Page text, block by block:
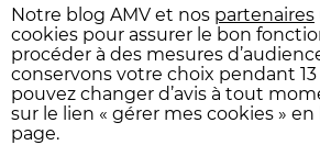
Il est préférable d’avoir recours
de taxis, ou prévoir un
Astuce pour les futurs mariés,
un lot d’éthylotests pour
leurs invités ne mettent pas
celles des autres) en danger.
Notre blog AMV et nos partenaires
cookies pour assurer le bon
procéder à des mesures
conservons votre choix pendant 13
pouvez changer d’avis à tout
sur le lien « gérer mes cookies »
page.